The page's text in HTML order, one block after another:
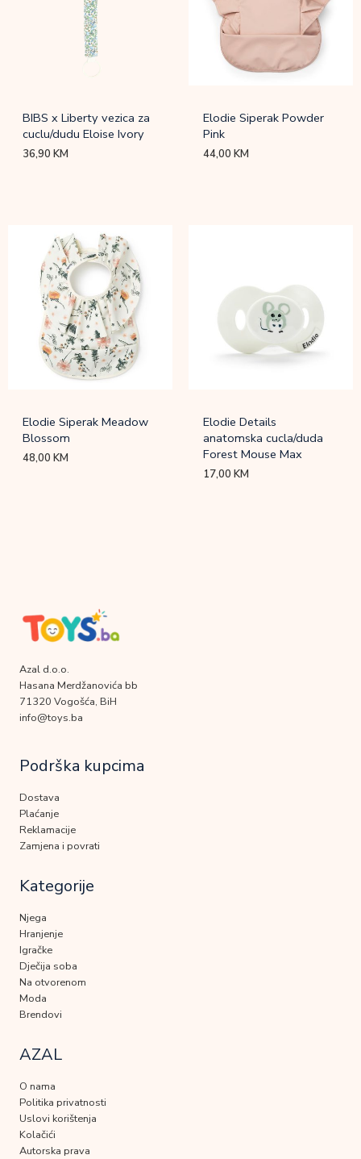
BIBS x Liberty vezica za
cuclu/dudu Eloise Ivory
36,90KM
Elodie Siperak Powder
Pink
44,00KM
Elodie Siperak Meadow
Blossom
48,00KM
Elodie Details
anatomska cucla/duda
Forest Mouse Max
17,00KM
Azal d.o.o.
Hasana Merdžanovića bb
71320 Vogošća, BiH
info@toys.ba
Podrška kupcima
Dostava
Plaćanje
Reklamacije
Zamjena i povrati
Kategorije
Njega
Hranjenje
Igračke
Dječija soba
Na otvorenom
Moda
Brendovi
AZAL
O nama
Politika privatnosti
Uslovi korištenja
Kolačići
Autorska prava